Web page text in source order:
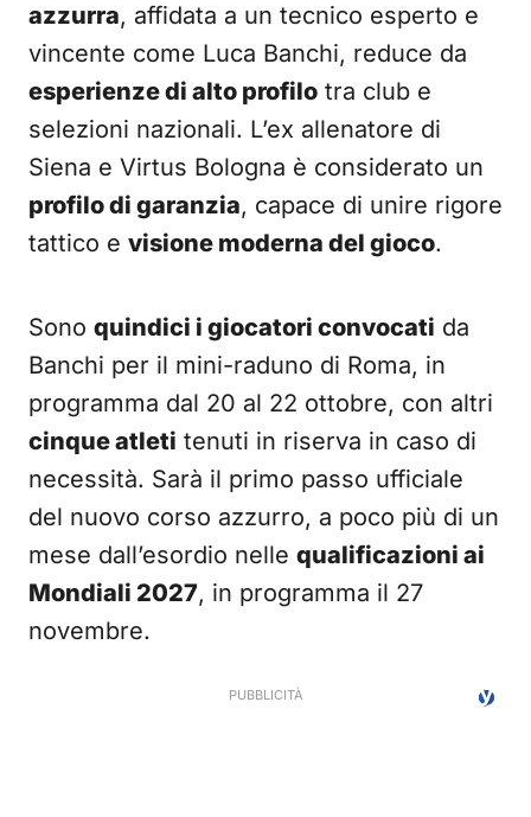
azzurra, affidata a un tecnico esperto e
vincente come Luca Banchi, reduce da
esperienze di alto profilo tra club e
selezioni nazionali. L’ex allenatore di
Siena e Virtus Bologna è considerato un
profilo di garanzia, capace di unire rigore
tattico e visione moderna del gioco.
Sono quindici i giocatori convocati da
Banchi per il mini-raduno di Roma, in
programma dal 20 al 22 ottobre, con altri
cinque atleti tenuti in riserva in caso di
necessità. Sarà il primo passo ufficiale
del nuovo corso azzurro, a poco più di un
mese dall’esordio nelle qualificazioni ai
Mondiali 2027, in programma il 27
novembre.